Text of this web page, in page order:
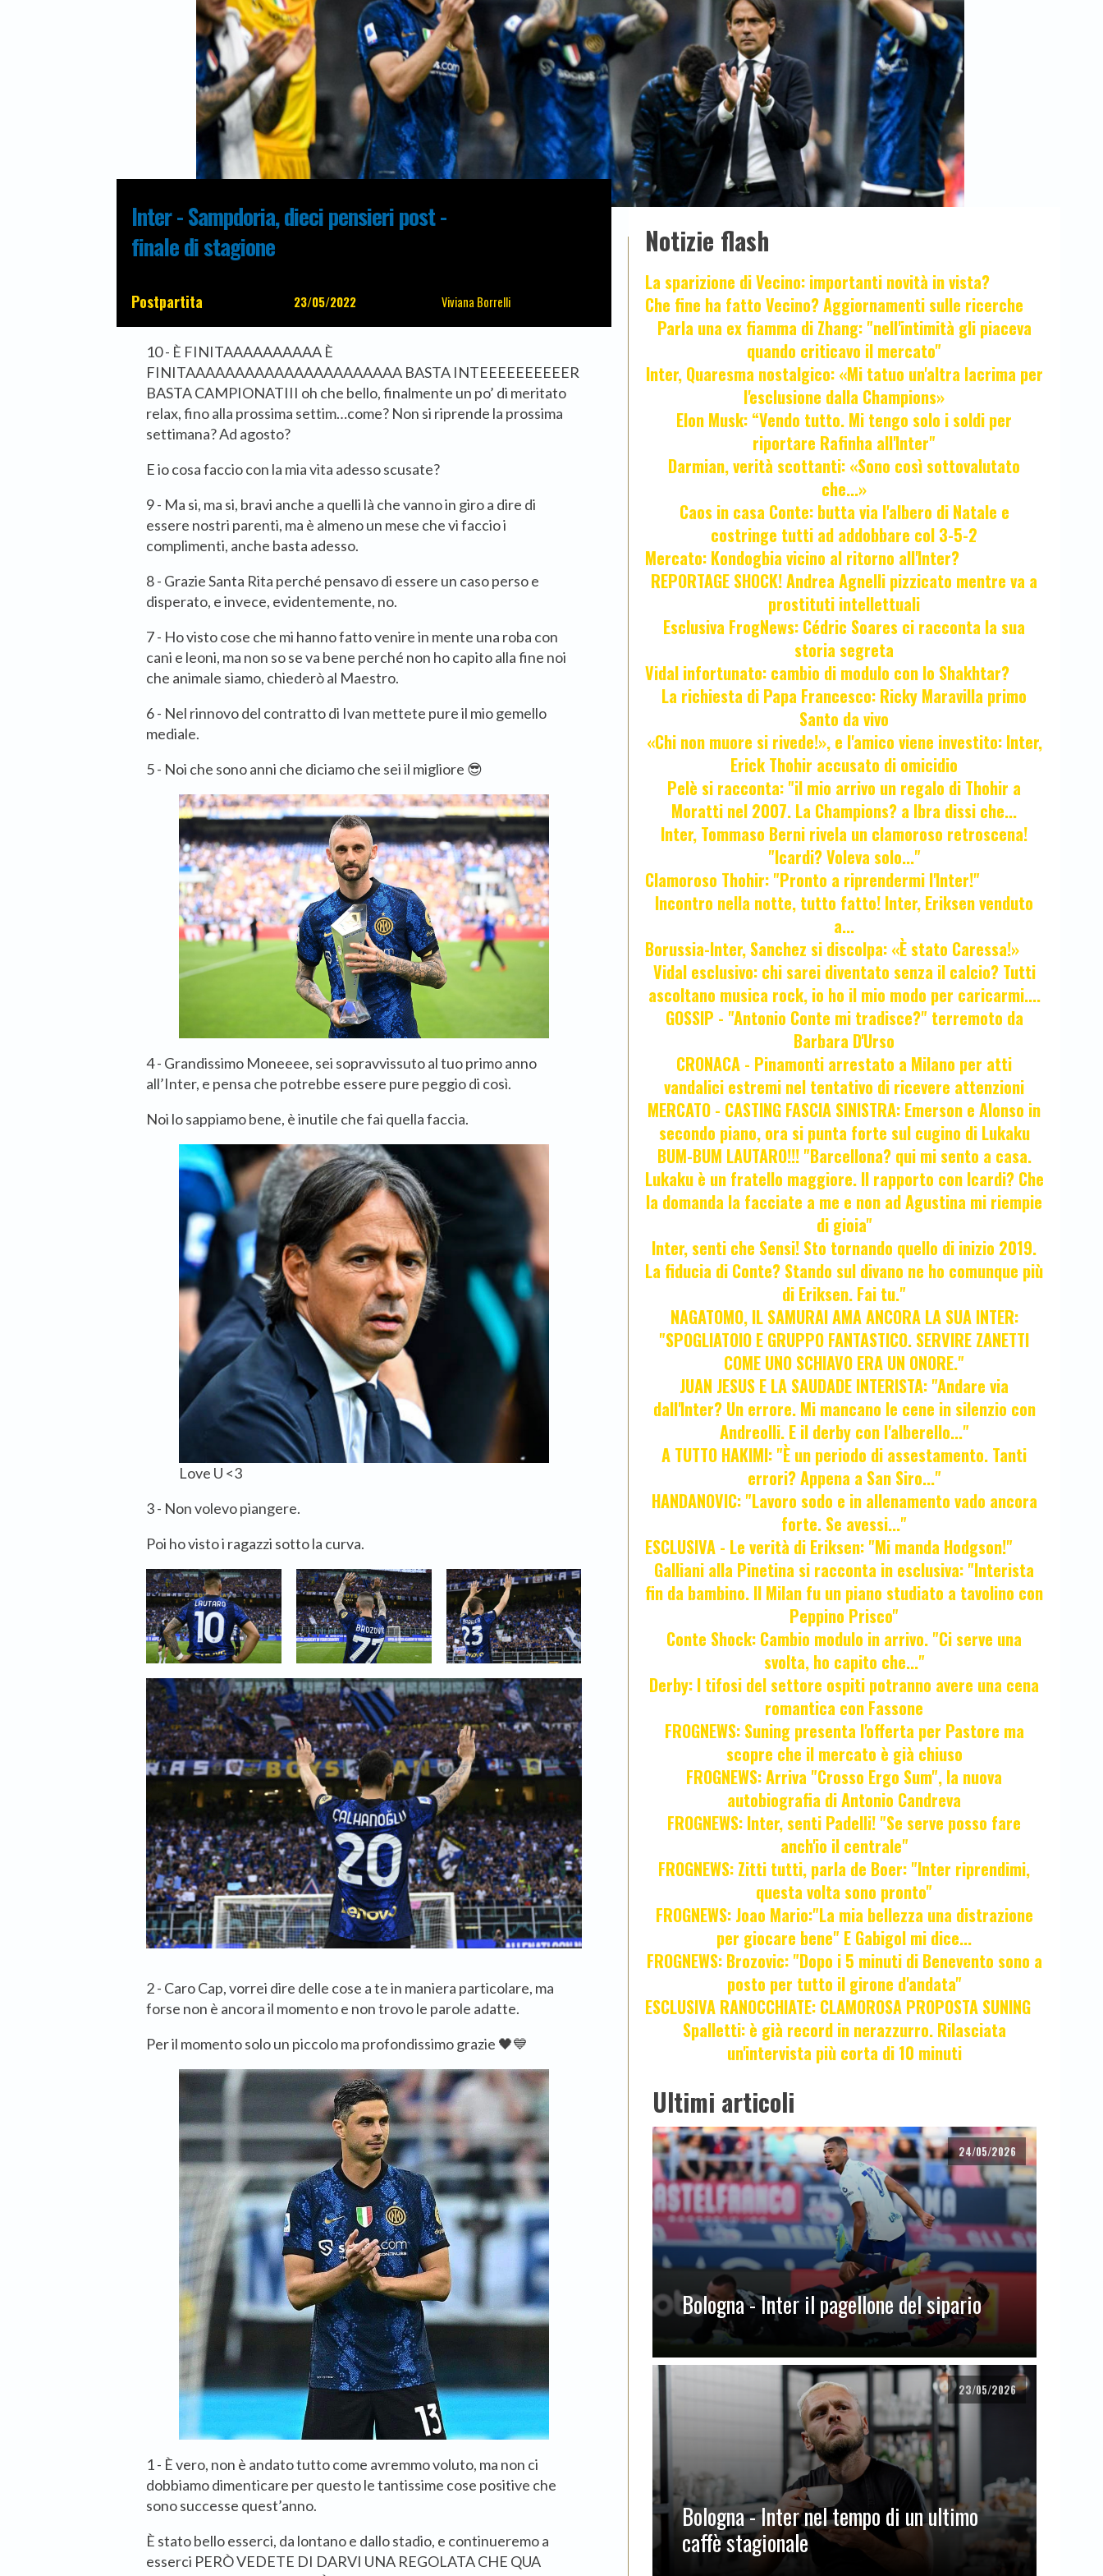
Inter - Sampdoria, dieci pensieri post -
finale di stagione
Postpartita 23/05/2022 Viviana Borrelli
10 - È FINITAAAAAAAAAA È
FINITAAAAAAAAAAAAAAAAAAAAAA BASTA INTEEEEEEEEEER
BASTA CAMPIONATIII oh che bello, finalmente un po’ di meritato
relax, fino alla prossima settim…come? Non si riprende la prossima
settimana? Ad agosto?
E io cosa faccio con la mia vita adesso scusate?
9 - Ma si, ma si, bravi anche a quelli là che vanno in giro a dire di
essere nostri parenti, ma è almeno un mese che vi faccio i
complimenti, anche basta adesso.
8 - Grazie Santa Rita perché pensavo di essere un caso perso e
disperato, e invece, evidentemente, no.
7 - Ho visto cose che mi hanno fatto venire in mente una roba con
cani e leoni, ma non so se va bene perché non ho capito alla fine noi
che animale siamo, chiederò al Maestro.
6 - Nel rinnovo del contratto di Ivan mettete pure il mio gemello
mediale.
5 - Noi che sono anni che diciamo che sei il migliore 😎
4 - Grandissimo Moneeee, sei sopravvissuto al tuo primo anno
all’Inter, e pensa che potrebbe essere pure peggio di così.
Noi lo sappiamo bene, è inutile che fai quella faccia.
Love U <3
3 - Non volevo piangere.
Poi ho visto i ragazzi sotto la curva.
2 - Caro Cap, vorrei dire delle cose a te in maniera particolare, ma
forse non è ancora il momento e non trovo le parole adatte.
Per il momento solo un piccolo ma profondissimo grazie 🖤💙
1 - È vero, non è andato tutto come avremmo voluto, ma non ci
dobbiamo dimenticare per questo le tantissime cose positive che
sono successe quest’anno.
È stato bello esserci, da lontano e dallo stadio, e continueremo a
esserci PERÒ VEDETE DI DARVI UNA REGOLATA CHE QUA
Notizie flash
La sparizione di Vecino: importanti novità in vista?
Che fine ha fatto Vecino? Aggiornamenti sulle ricerche
Parla una ex fiamma di Zhang: "nell'intimità gli piaceva
quando criticavo il mercato"
Inter, Quaresma nostalgico: «Mi tatuo un'altra lacrima per
l'esclusione dalla Champions»
Elon Musk: “Vendo tutto. Mi tengo solo i soldi per
riportare Rafinha all'Inter"
Darmian, verità scottanti: «Sono così sottovalutato
che...»
Caos in casa Conte: butta via l'albero di Natale e
costringe tutti ad addobbare col 3-5-2
Mercato: Kondogbia vicino al ritorno all'Inter?
REPORTAGE SHOCK! Andrea Agnelli pizzicato mentre va a
prostituti intellettuali
Esclusiva FrogNews: Cédric Soares ci racconta la sua
storia segreta
Vidal infortunato: cambio di modulo con lo Shakhtar?
La richiesta di Papa Francesco: Ricky Maravilla primo
Santo da vivo
«Chi non muore si rivede!», e l'amico viene investito: Inter,
Erick Thohir accusato di omicidio
Pelè si racconta: "il mio arrivo un regalo di Thohir a
Moratti nel 2007. La Champions? a Ibra dissi che...
Inter, Tommaso Berni rivela un clamoroso retroscena!
"Icardi? Voleva solo..."
Clamoroso Thohir: "Pronto a riprendermi l'Inter!"
Incontro nella notte, tutto fatto! Inter, Eriksen venduto
a...
Borussia-Inter, Sanchez si discolpa: «È stato Caressa!»
Vidal esclusivo: chi sarei diventato senza il calcio? Tutti
ascoltano musica rock, io ho il mio modo per caricarmi....
GOSSIP - "Antonio Conte mi tradisce?" terremoto da
Barbara D'Urso
CRONACA - Pinamonti arrestato a Milano per atti
vandalici estremi nel tentativo di ricevere attenzioni
MERCATO - CASTING FASCIA SINISTRA: Emerson e Alonso in
secondo piano, ora si punta forte sul cugino di Lukaku
BUM-BUM LAUTARO!!! "Barcellona? qui mi sento a casa.
Lukaku è un fratello maggiore. Il rapporto con Icardi? Che
la domanda la facciate a me e non ad Agustina mi riempie
di gioia"
Inter, senti che Sensi! Sto tornando quello di inizio 2019.
La fiducia di Conte? Stando sul divano ne ho comunque più
di Eriksen. Fai tu."
NAGATOMO, IL SAMURAI AMA ANCORA LA SUA INTER:
"SPOGLIATOIO E GRUPPO FANTASTICO. SERVIRE ZANETTI
COME UNO SCHIAVO ERA UN ONORE."
JUAN JESUS E LA SAUDADE INTERISTA: "Andare via
dall'Inter? Un errore. Mi mancano le cene in silenzio con
Andreolli. E il derby con l'alberello..."
A TUTTO HAKIMI: "È un periodo di assestamento. Tanti
errori? Appena a San Siro..."
HANDANOVIC: "Lavoro sodo e in allenamento vado ancora
forte. Se avessi..."
ESCLUSIVA - Le verità di Eriksen: "Mi manda Hodgson!"
Galliani alla Pinetina si racconta in esclusiva: "Interista
fin da bambino. Il Milan fu un piano studiato a tavolino con
Peppino Prisco"
Conte Shock: Cambio modulo in arrivo. "Ci serve una
svolta, ho capito che..."
Derby: I tifosi del settore ospiti potranno avere una cena
romantica con Fassone
FROGNEWS: Suning presenta l'offerta per Pastore ma
scopre che il mercato è già chiuso
FROGNEWS: Arriva "Crosso Ergo Sum", la nuova
autobiografia di Antonio Candreva
FROGNEWS: Inter, senti Padelli! "Se serve posso fare
anch'io il centrale"
FROGNEWS: Zitti tutti, parla de Boer: "Inter riprendimi,
questa volta sono pronto"
FROGNEWS: Joao Mario:"La mia bellezza una distrazione
per giocare bene" E Gabigol mi dice...
FROGNEWS: Brozovic: "Dopo i 5 minuti di Benevento sono a
posto per tutto il girone d'andata"
ESCLUSIVA RANOCCHIATE: CLAMOROSA PROPOSTA SUNING
Spalletti: è già record in nerazzurro. Rilasciata
un'intervista più corta di 10 minuti
Ultimi articoli
24/05/2026
Bologna - Inter il pagellone del sipario
23/05/2026
Bologna - Inter nel tempo di un ultimo
caffè stagionale